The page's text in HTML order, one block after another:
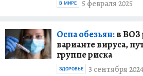
5 февраля 2025
В МИРЕ
Оспа обезьян:в ВОЗ
варианте вируса,
группе риска
3 сентября 2024
ЗДОРОВЬЕ